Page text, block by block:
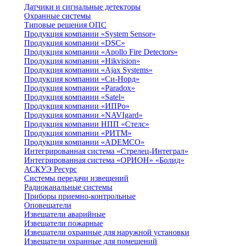
Датчики и сигнальные детекторы
Охранные системы
Типовые решения ОПС
Продукция компании «System Sensor»
Продукция компании «DSC»
Продукция компании «Apollo Fire Detectors»
Продукция компании «Hikvision»
Продукция компании «Ajax Systems»
Продукция компании «Си-Норд»
Продукция компании «Paradox»
Продукция компании «Satel»
Продукция компании «ИПРо»
Продукция компании «NAVIgard»
Продукция компании НПП «Стелс»
Продукция компании «РИТМ»
Продукция компании «ADEMCO»
Интегрированная система «Стрелец-Интеграл»
Интегрированная система «ОРИОН» «Болид»
АСКУЭ Ресурс
Системы передачи извещений
Радиоканальные системы
Приборы приемно-контрольные
Оповещатели
Извещатели аварийные
Извещатели пожарные
Извещатели охранные для наружной установки
Извещатели охранные для помещений